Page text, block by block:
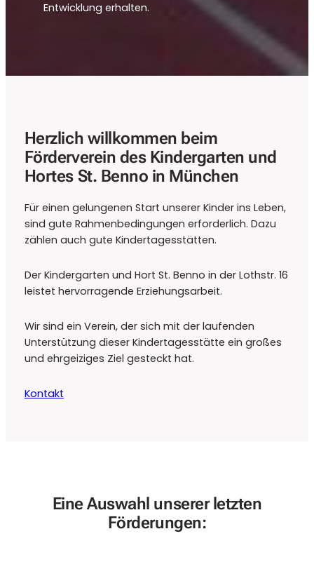
Entwicklung erhalten.
Herzlich willkommen beim
Förderverein des Kindergarten und
Hortes St. Benno in München
Für einen gelungenen Start unserer Kinder ins Leben,
sind gute Rahmenbedingungen erforderlich. Dazu
zählen auch gute Kindertagesstätten.
Der Kindergarten und Hort St. Benno in der Lothstr. 16
leistet hervorragende Erziehungsarbeit.
Wir sind ein Verein, der sich mit der laufenden
Unterstützung dieser Kindertagesstätte ein großes
und ehrgeiziges Ziel gesteckt hat.
Kontakt
Eine Auswahl unserer letzten
Förderungen: